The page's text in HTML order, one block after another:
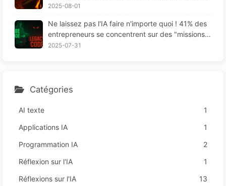
des Tokens est une illusion, la vraie dépense en I
2025-08-01
Ne laissez pas l'IA faire n'importe quoi ! 41% des
entrepreneurs se concentrent sur des "missions r
ouges", une technologie insuffisante provoque da
2025-07-31
Catégories
AI texte
1
Applications IA
1
Programmation IA
2
Réflexion sur l'IA
1
Réflexions sur l'IA
13